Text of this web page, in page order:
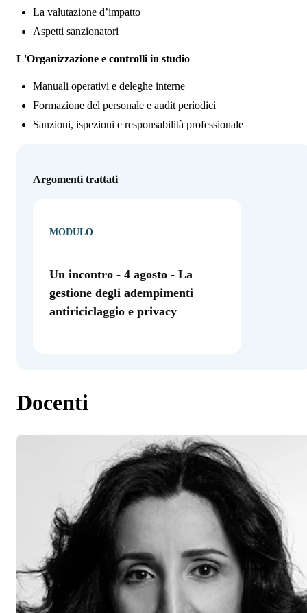
La valutazione d’impatto
Aspetti sanzionatori
L'Organizzazione e controlli in studio
Manuali operativi e deleghe interne
Formazione del personale e audit periodici
Sanzioni, ispezioni e responsabilità professionale
Argomenti trattati
MODULO
Un incontro - 4 agosto - La
gestione degli adempimenti
antiriciclaggio e privacy
Docenti